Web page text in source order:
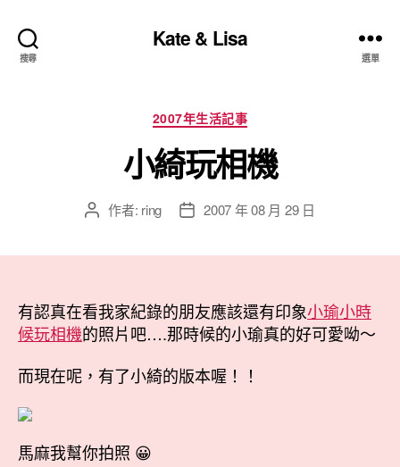
搜尋
Kate & Lisa
選單
分
類
2007年生活記事
小綺玩相機
文 作者: ring
文
期
2007 年 08 月 29 日
有認真在看我家紀錄的朋友應該還有印象小瑜小時
候玩相機的照片吧….那時候的小瑜真的好可愛呦～
而現在呢，有了小綺的版本喔！！
馬麻我幫你拍照 😀